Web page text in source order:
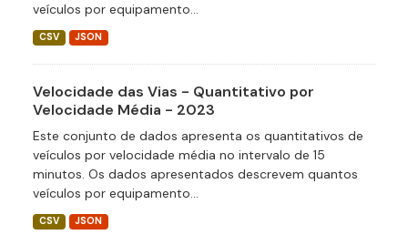
veículos por equipamento...
CSV JSON
Velocidade das Vias - Quantitativo por
Velocidade Média - 2023
Este conjunto de dados apresenta os quantitativos de
veículos por velocidade média no intervalo de 15
minutos. Os dados apresentados descrevem quantos
veículos por equipamento...
CSV JSON